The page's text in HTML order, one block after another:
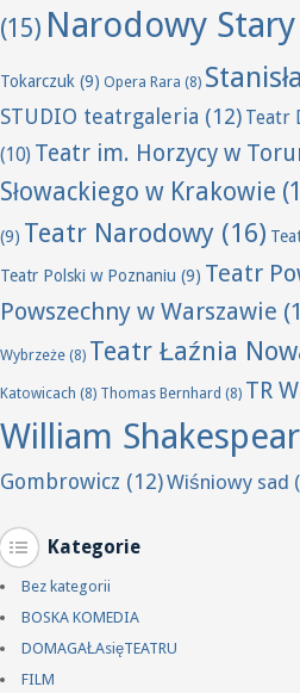
(15) Narodowy
Tokarczuk (9) Opera Rara (8)
STUDIO teatrgaleria (12) Teatr
(10) Teatr im. Horzycy w
Słowackiego w Krakowie
(9) Teatr Narodowy (16)
Teatr Polski w Poznaniu (9) Teatr
Powszechny w Warszawie
Wybrzeże (8) Teatr Łaźnia
Katowicach (8) Thomas Bernhard (8) TR
William
Gombrowicz (12)Wiśniowy sad
Kategorie
Bez kategorii
BOSKA KOMEDIA
DOMAGAŁAsięTEATRU
FILM